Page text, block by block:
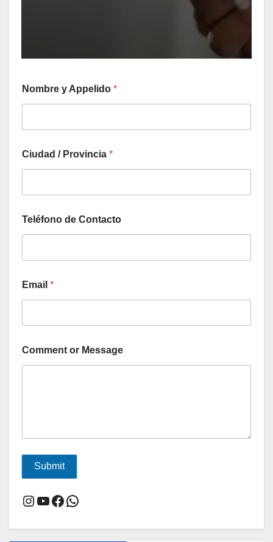
Nombre y Appelido *
Ciudad / Provincia *
Teléfono de Contacto
Email *
Comment or Message
Submit
Instagram YouTube Facebook WhatsApp